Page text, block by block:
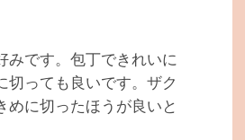
みです。包丁できれいに
切っても良いです。ザク
めに切ったほうが良いと